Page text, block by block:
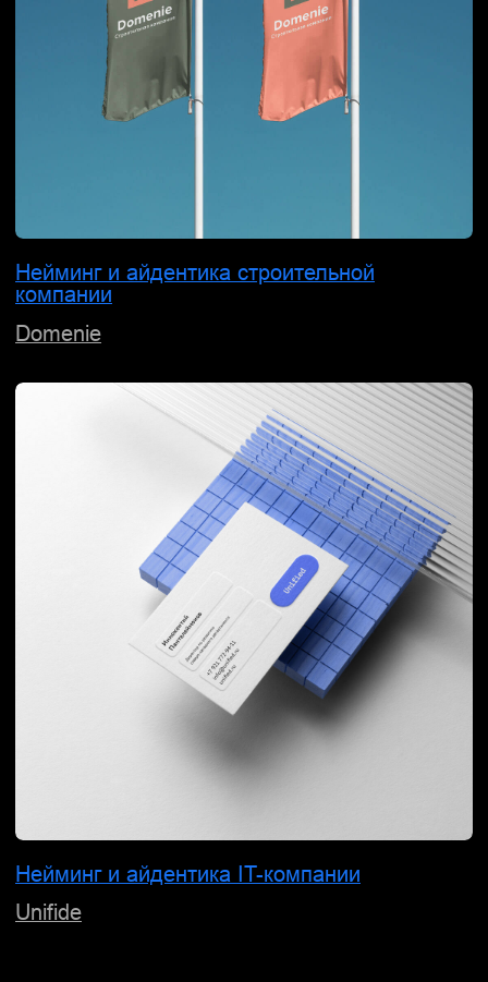
Логотип производителя маталлопроката
Orion Metal
Логотип и фирменный стиль IT-компании